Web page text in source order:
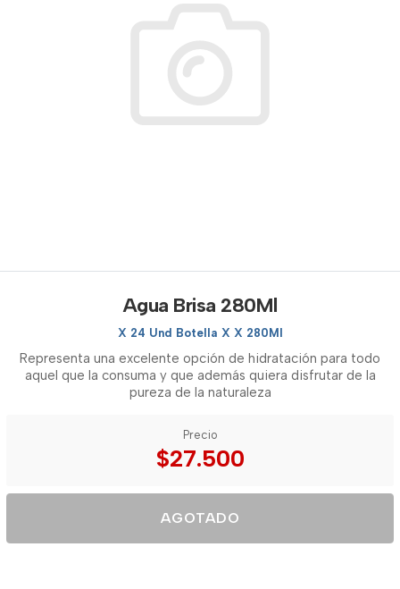
Agua Brisa 280Ml
X 24 Und Botella X X 280Ml
Representa una excelente opción de hidratación para todo
aquel que la consuma y que además quiera disfrutar de la
pureza de la naturaleza
Precio
$27.500
AGOTADO